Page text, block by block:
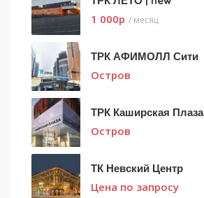
1 000p / месяц
ТРК АФИМОЛЛ Сити
Остров
ТРК Каширская Плаза
Остров
ТК Невский Центр
Цена по запросу